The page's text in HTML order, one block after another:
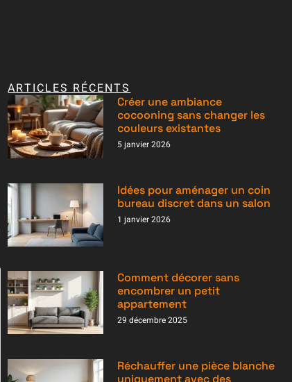
ARTICLES RÉCENTS
Créer une ambiance
cocooning sans changer les
couleurs existantes
5 janvier 2026
Idées pour aménager un coin
bureau discret dans un salon
1 janvier 2026
Comment décorer sans
encombrer un petit
appartement
29 décembre 2025
Réchauffer une pièce blanche
uniquement avec des